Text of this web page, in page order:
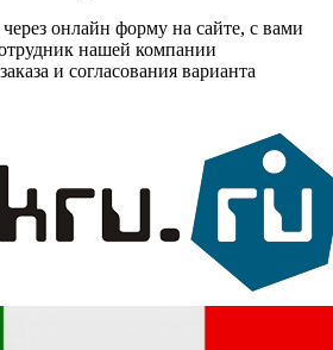
онлайн форму на сайте, с вами
нашей компании
и согласования варианта